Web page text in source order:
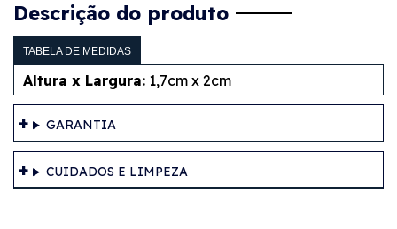
Descrição do produto
TABELA DE MEDIDAS
Altura x Largura: 1,7cm x 2cm
GARANTIA
CUIDADOS E LIMPEZA